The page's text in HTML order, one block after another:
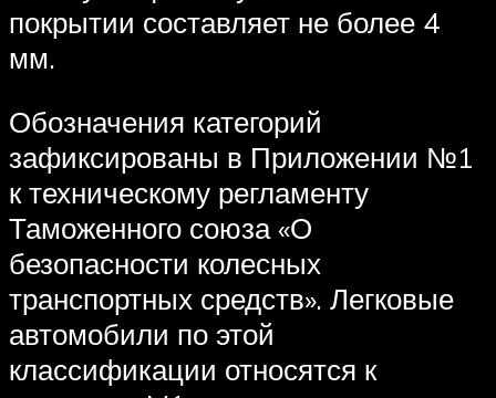
покрытии составляет не более 4
мм.
Обозначения категорий
зафиксированы в Приложении №1
к техническому регламенту
Таможенного союза «О
безопасности колесных
транспортных средств». Легковые
автомобили по этой
классификации относятся к